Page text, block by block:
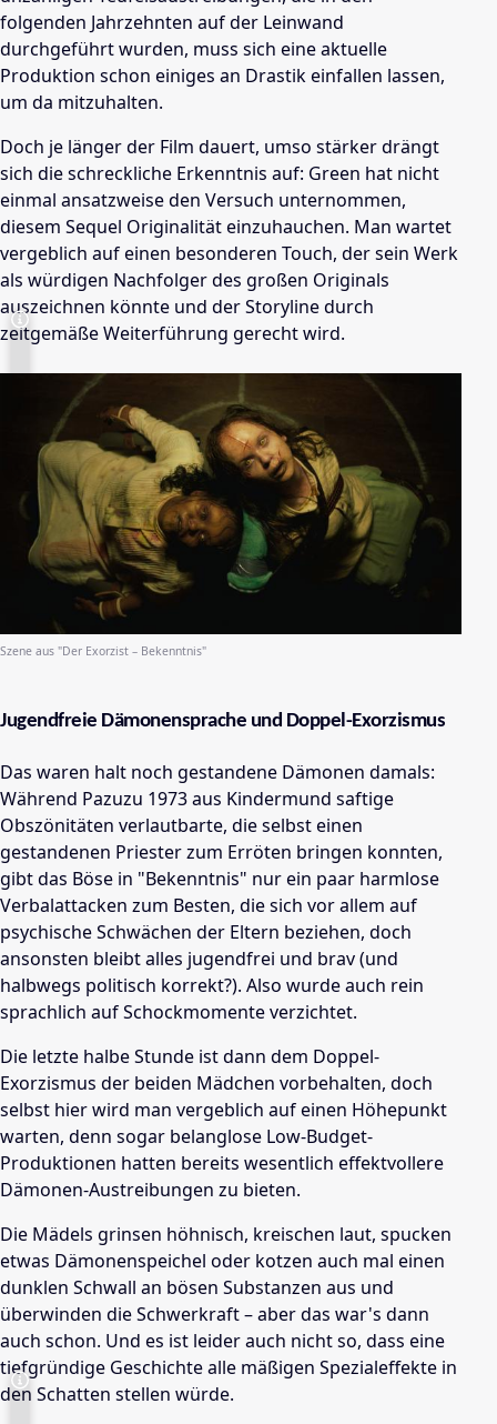
folgenden Jahrzehnten auf der Leinwand
durchgeführt wurden, muss sich eine aktuelle
Produktion schon einiges an Drastik einfallen lassen,
um da mitzuhalten.
Doch je länger der Film dauert, umso stärker drängt
sich die schreckliche Erkenntnis auf: Green hat nicht
einmal ansatzweise den Versuch unternommen,
diesem Sequel Originalität einzuhauchen. Man wartet
vergeblich auf einen besonderen Touch, der sein Werk
als würdigen Nachfolger des großen Originals
auszeichnen könnte und der Storyline durch
zeitgemäße Weiterführung gerecht wird.
Szene aus "Der Exorzist – Bekenntnis"
Jugendfreie Dämonensprache und Doppel-Exorzismus
Das waren halt noch gestandene Dämonen damals:
Während Pazuzu 1973 aus Kindermund saftige
Obszönitäten verlautbarte, die selbst einen
gestandenen Priester zum Erröten bringen konnten,
gibt das Böse in "Bekenntnis" nur ein paar harmlose
Verbalattacken zum Besten, die sich vor allem auf
psychische Schwächen der Eltern beziehen, doch
ansonsten bleibt alles jugendfrei und brav (und
halbwegs politisch korrekt?). Also wurde auch rein
sprachlich auf Schockmomente verzichtet.
Die letzte halbe Stunde ist dann dem Doppel-
Exorzismus der beiden Mädchen vorbehalten, doch
selbst hier wird man vergeblich auf einen Höhepunkt
warten, denn sogar belanglose Low-Budget-
Produktionen hatten bereits wesentlich effektvollere
Dämonen-Austreibungen zu bieten.
Die Mädels grinsen höhnisch, kreischen laut, spucken
etwas Dämonenspeichel oder kotzen auch mal einen
dunklen Schwall an bösen Substanzen aus und
überwinden die Schwerkraft – aber das war's dann
auch schon. Und es ist leider auch nicht so, dass eine
tiefgründige Geschichte alle mäßigen Spezialeffekte in
den Schatten stellen würde.